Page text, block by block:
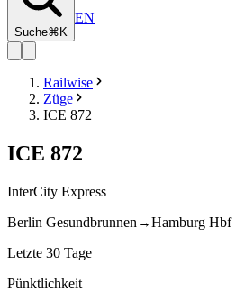
Suche⌘K
EN
Railwise
Züge
ICE 872
ICE 872
InterCity Express
Berlin Gesundbrunnen →Hamburg Hbf
Letzte 30 Tage
Pünktlichkeit